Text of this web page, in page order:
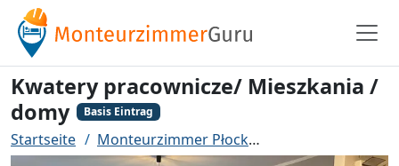
Kwatery pracownicze/ Mieszkania /
domy
Basis Eintrag
Startseite Monteurzimmer Płock